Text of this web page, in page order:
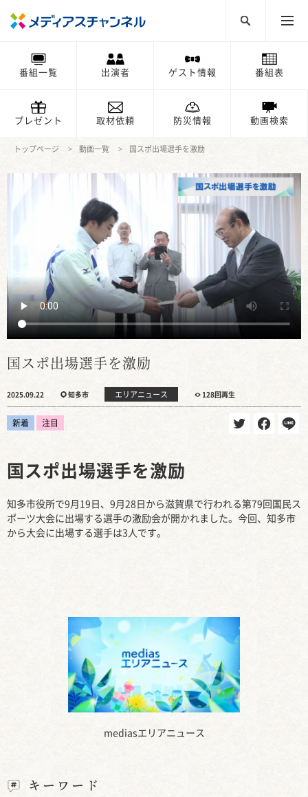
番組一覧 出演者 ゲスト情報 番組表
プレゼント 取材依頼 防災情報 動画検索
トップページ 動画一覧 国スポ出場選手を激励
国スポ出場選手を激励
2025.09.22 知多市 エリアニュース 128回再生
新着 注目
mediasエリアニュース
国スポ出場選手を激励
知多市役所で9月19日、9月28日から滋賀県で行われる第79回国民ス
ポーツ大会に出場する選手の激励会が開かれました。今回、知多市
から大会に出場する選手は3人です。
キーワード